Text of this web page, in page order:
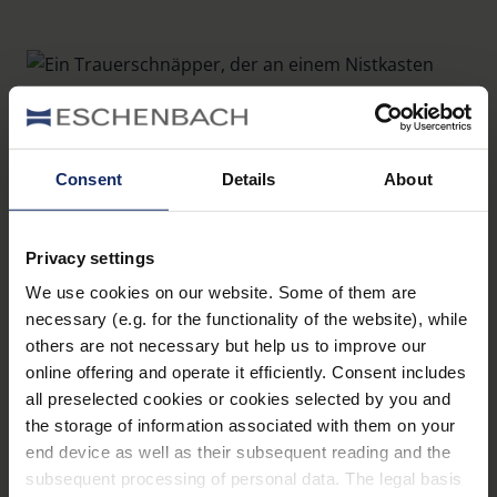
Consent Details About
Privacy settings
We use cookies on our website. Some of them are
necessary (e.g. for the functionality of the website), while
others are not necessary but help us to improve our
online offering and operate it efficiently. Consent includes
all preselected cookies or cookies selected by you and
the storage of information associated with them on your
end device as well as their subsequent reading and the
subsequent processing of personal data. The legal basis
Trauerschnäpper
schützen: Einfache
Maßnahmen mit
großer Wirkung
Trotz dieser Herausforderungen gibt es
wirkungsvolleMöglichkeiten, dem Trauerschnäpper
zu helfen. Bereits kleine Maßnahmen können einen